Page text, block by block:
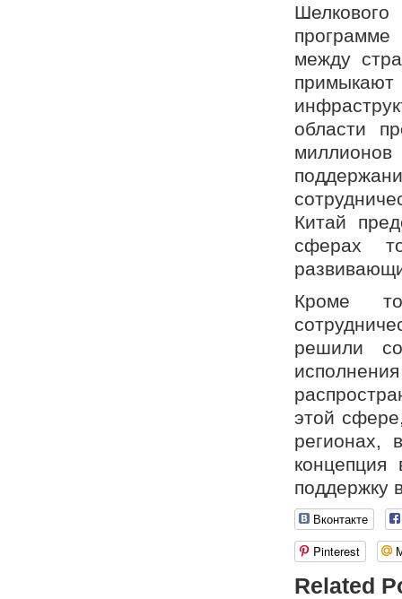
между
области
Китай
сферах
Кроме
решили
этой
регионах,
поддержку
Вконтакте
Pinterest
Related